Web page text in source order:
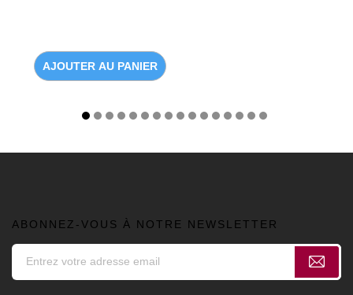
AJOUTER AU PANIER
ABONNEZ-VOUS À NOTRE NEWSLETTER